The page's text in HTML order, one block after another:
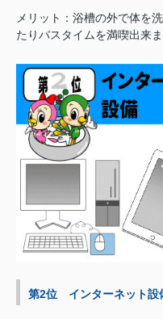
メリット：浴槽の外で体を
たりバスタイムを満喫出来
第2位 インターネット設